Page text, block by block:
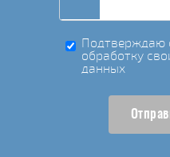
Подтверждаю
обработку
данных